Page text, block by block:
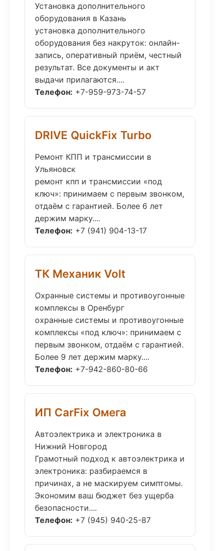
Установка дополнительного
оборудования в Казань
установка дополнительного
оборудования без накруток: онлайн-
запись, оперативный приём, честный
результат. Все документы и акт
выдачи прилагаются....
Телефон: +7-959-973-74-57
DRIVE QuickFix Turbo
Ремонт КПП и трансмиссии в
Ульяновск
ремонт кпп и трансмиссии «под
ключ»: принимаем с первым звонком,
отдаём с гарантией. Более 6 лет
держим марку....
Телефон: +7 (941) 904-13-17
ТК Механик Volt
Охранные системы и противоугонные
комплексы в Оренбург
охранные системы и противоугонные
комплексы «под ключ»: принимаем с
первым звонком, отдаём с гарантией.
Более 9 лет держим марку....
Телефон: +7-942-860-80-66
ИП CarFix Омега
Автоэлектрика и электроника в
Нижний Новгород
Грамотный подход к автоэлектрика и
электроника: разбираемся в
причинах, а не маскируем симптомы.
Экономим ваш бюджет без ущерба
безопасности....
Телефон: +7 (945) 940-25-87